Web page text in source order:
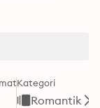
Kategori
Romantik